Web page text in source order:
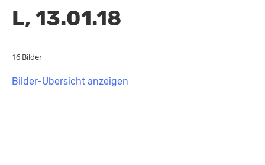
L, 13.01.18
16 Bilder
Bilder-Übersicht anzeigen